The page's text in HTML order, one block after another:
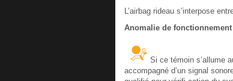
L’airbag rideau s’interpose
Anomalie de fonctionnement
Si ce témoin s’allume
accompagné d’un signal